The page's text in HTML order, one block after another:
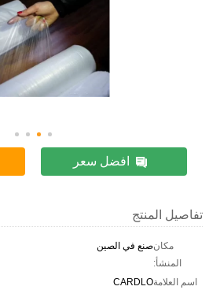
افضل سعر
تفاصيل المنتج
مكان
المنشأ:
صنع في الصين
اسم العلامةCARDLO